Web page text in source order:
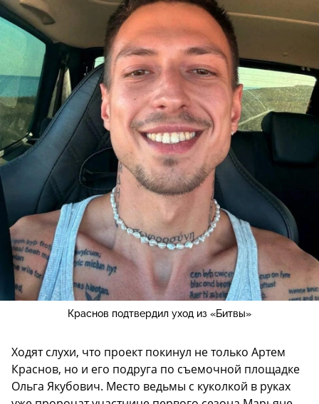
Краснов подтвердил уход из «Битвы»
Ходят слухи, что проект покинул не только Артем
Краснов, но и его подруга по съемочной площадке
Ольга Якубович. Место ведьмы с куколкой в руках